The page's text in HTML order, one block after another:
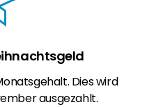
Dies wird
ausgezahlt.